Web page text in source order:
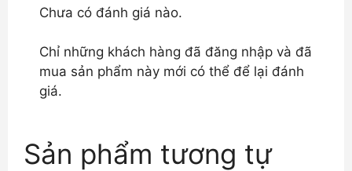
Chưa có đánh giá nào.
Chỉ những khách hàng đã đăng nhập và đã
mua sản phẩm này mới có thể để lại đánh
giá.
Sản phẩm tương tự